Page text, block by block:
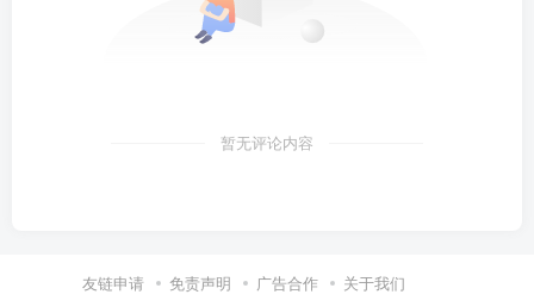
暂无评论内容
友链申请 免责声明 广告合作 关于我们